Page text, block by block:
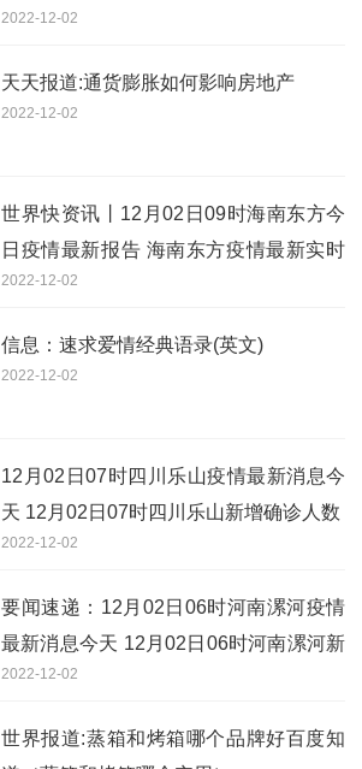
2022-12-02
天天报道:通货膨胀如何影响房地产
2022-12-02
世界快资讯丨12月02日09时海南东方今
日疫情最新报告 海南东方疫情最新实时
数据今天
2022-12-02
信息：速求爱情经典语录(英文)
2022-12-02
12月02日07时四川乐山疫情最新消息今
天 12月02日07时四川乐山新增确诊人数
2022-12-02
要闻速递：12月02日06时河南漯河疫情
最新消息今天 12月02日06时河南漯河新
增确诊人数
2022-12-02
世界报道:蒸箱和烤箱哪个品牌好百度知